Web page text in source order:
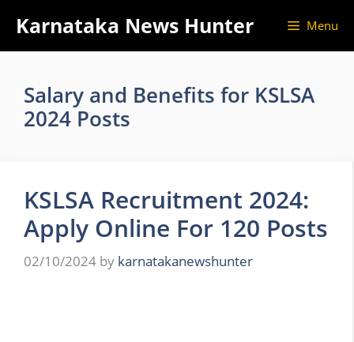
content
Karnataka News Hunter Menu
Salary and Benefits for KSLSA
2024 Posts
KSLSA Recruitment 2024:
Apply Online For 120 Posts
02/10/2024 by karnatakanewshunter